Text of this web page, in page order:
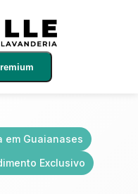
em Guaianases
Exclusivo